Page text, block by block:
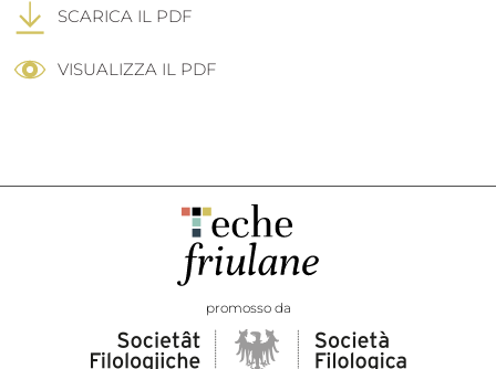
SCARICA IL PDF
VISUALIZZA IL PDF
promosso da